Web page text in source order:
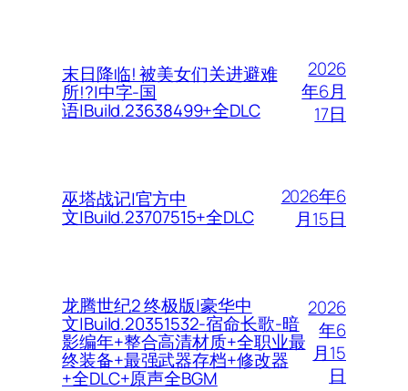
末日降临! 被美女们关进避难
所!?|中字-国
语|Build.23638499+全DLC
2026
年6月
17日
巫塔战记|官方中
文|Build.23707515+全DLC
2026年6
月15日
龙腾世纪2 终极版|豪华中
文|Build.20351532-宿命长歌-暗
影编年+整合高清材质+全职业最
终装备+最强武器存档+修改器
+全DLC+原声全BGM
2026
年6
月15
日